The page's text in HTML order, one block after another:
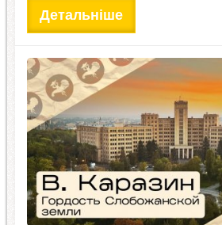
Детальніше